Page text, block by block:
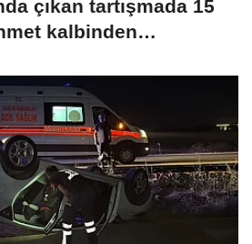
çıkan tartışmada 15
kalbinden